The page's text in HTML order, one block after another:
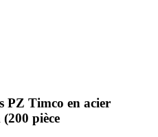
PZ Timco en acier
pièce